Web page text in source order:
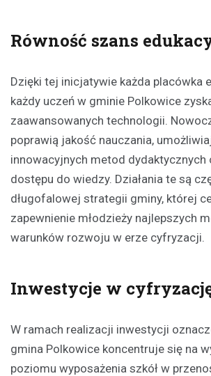
Równość szans
Dzięki tej inicjatywie każda placówka
każdy uczeń w gminie Polkowice
zaawansowanych technologii.
poprawią jakość nauczania,
innowacyjnych metod dydaktycznych
dostępu do wiedzy. Działania te są
długofalowej strategii gminy, której
zapewnienie młodzieży najlepszych
warunków rozwoju w erze cyfryzacji.
Inwestycje w
W ramach realizacji inwestycji
gmina Polkowice koncentruje się na
poziomu wyposażenia szkół w